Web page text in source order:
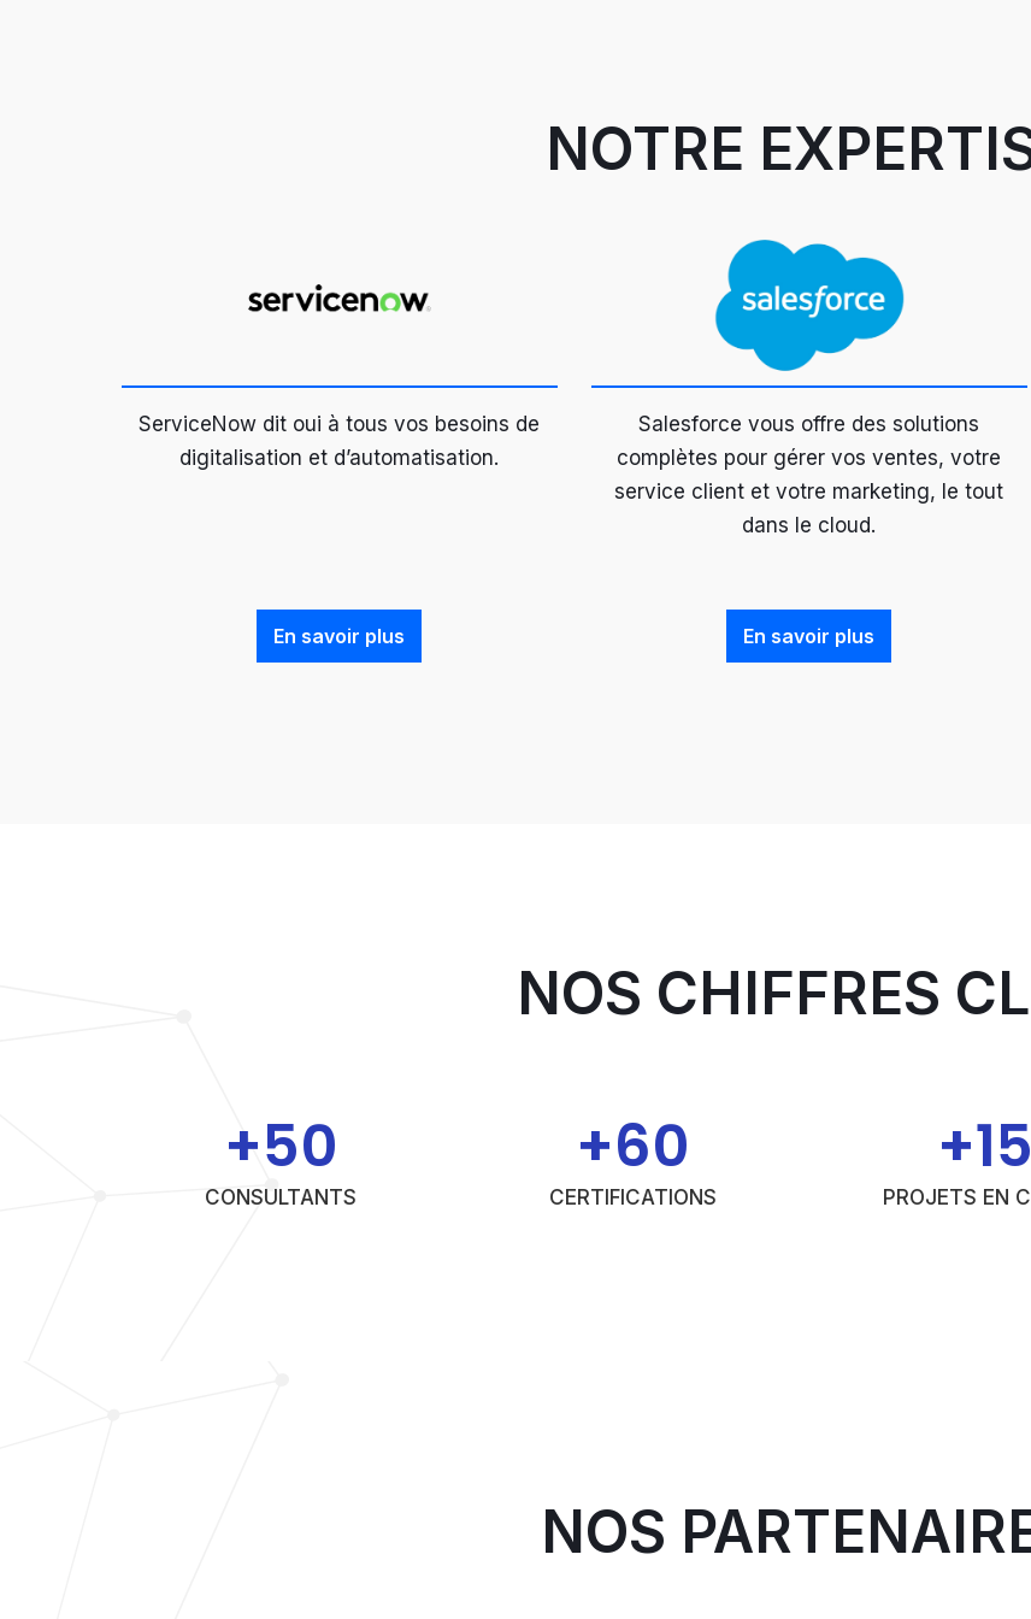
NOTRE
ServiceNow dit oui à tous vos besoins de
digitalisation et d’automatisation.
Salesforce vous offre des solutions
complètes pour gérer vos ventes, votre
service client et votre marketing, le tout
dans le cloud.
En savoir plus En savoir plus
NOS CHIFFRES
+50
CONSULTANTS
+60
CERTIFICATIONS
+15
PROJETS EN
NOS